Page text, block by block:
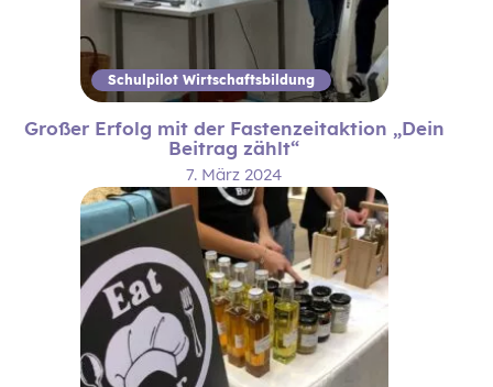
Schulpilot Wirtschaftsbildung
Großer Erfolg mit der Fastenzeitaktion „Dein
Beitrag zählt“
7. März 2024